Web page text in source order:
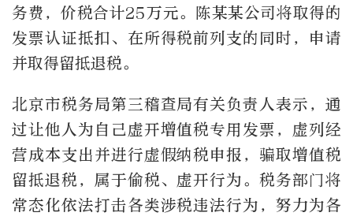
务费，价税合计25万元。陈某某公司将取得的
发票认证抵扣、在所得税前列支的同时，申请
并取得留抵退税。
北京市税务局第三稽查局有关负责人表示，通
过让他人为自己虚开增值税专用发票，虚列经
营成本支出并进行虚假纳税申报，骗取增值税
留抵退税，属于偷税、虚开行为。税务部门将
常态化依法打击各类涉税违法行为，努力为各